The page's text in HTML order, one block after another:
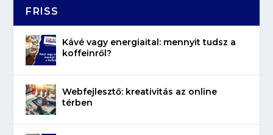
FRISS
Kávé vagy energiaital: mennyit tudsz a
koffeinről?
Webfejlesztő: kreativitás az online
térben